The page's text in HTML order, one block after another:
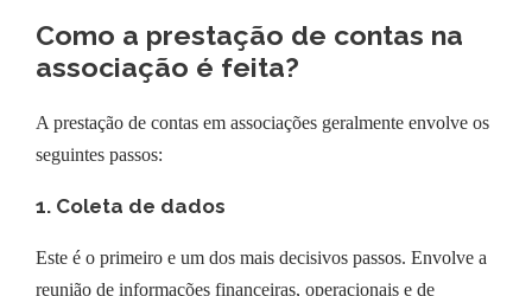
Como a prestação de contas na
associação é feita?
A prestação de contas em associações geralmente envolve os
seguintes passos:
1. Coleta de dados
Este é o primeiro e um dos mais decisivos passos. Envolve a
reunião de informações financeiras, operacionais e de